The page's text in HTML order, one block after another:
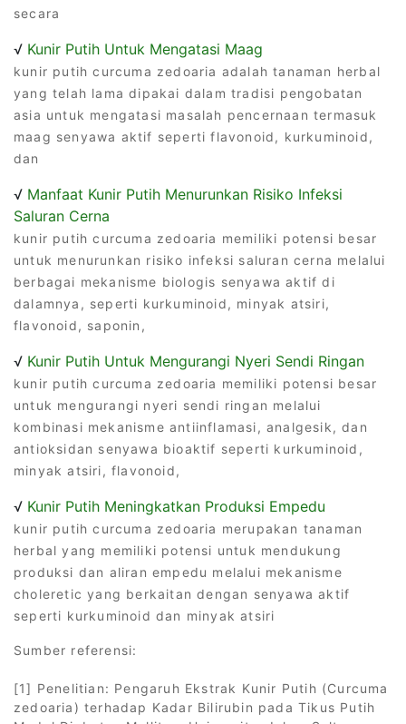
secara
√ Kunir Putih Untuk Mengatasi Maag
kunir putih curcuma zedoaria adalah tanaman herbal
yang telah lama dipakai dalam tradisi pengobatan
asia untuk mengatasi masalah pencernaan termasuk
maag senyawa aktif seperti flavonoid, kurkuminoid,
dan
√ Manfaat Kunir Putih Menurunkan Risiko Infeksi
Saluran Cerna
kunir putih curcuma zedoaria memiliki potensi besar
untuk menurunkan risiko infeksi saluran cerna melalui
berbagai mekanisme biologis senyawa aktif di
dalamnya, seperti kurkuminoid, minyak atsiri,
flavonoid, saponin,
√ Kunir Putih Untuk Mengurangi Nyeri Sendi Ringan
kunir putih curcuma zedoaria memiliki potensi besar
untuk mengurangi nyeri sendi ringan melalui
kombinasi mekanisme antiinflamasi, analgesik, dan
antioksidan senyawa bioaktif seperti kurkuminoid,
minyak atsiri, flavonoid,
√ Kunir Putih Meningkatkan Produksi Empedu
kunir putih curcuma zedoaria merupakan tanaman
herbal yang memiliki potensi untuk mendukung
produksi dan aliran empedu melalui mekanisme
choleretic yang berkaitan dengan senyawa aktif
seperti kurkuminoid dan minyak atsiri
Sumber referensi:
[1] Penelitian: Pengaruh Ekstrak Kunir Putih (Curcuma
zedoaria) terhadap Kadar Bilirubin pada Tikus Putih